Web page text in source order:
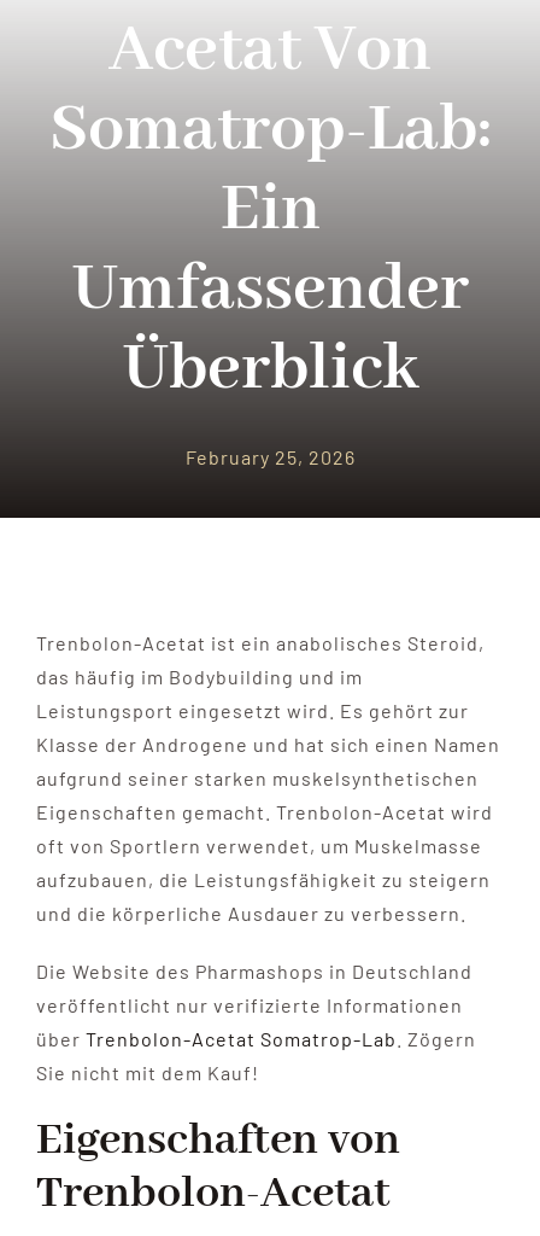
Acetat Von
Somatrop-Lab:
Ein
Umfassender
Überblick
February 25, 2026
Trenbolon-Acetat ist ein anabolisches Steroid,
das häufig im Bodybuilding und im
Leistungsport eingesetzt wird. Es gehört zur
Klasse der Androgene und hat sich einen Namen
aufgrund seiner starken muskelsynthetischen
Eigenschaften gemacht. Trenbolon-Acetat wird
oft von Sportlern verwendet, um Muskelmasse
aufzubauen, die Leistungsfähigkeit zu steigern
und die körperliche Ausdauer zu verbessern.
Die Website des Pharmashops in Deutschland
veröffentlicht nur verifizierte Informationen
über Trenbolon-Acetat Somatrop-Lab . Zögern
Sie nicht mit dem Kauf!
Eigenschaften von
Trenbolon-Acetat